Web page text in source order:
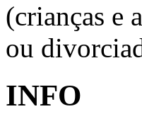
(crianças e
ou
INFO